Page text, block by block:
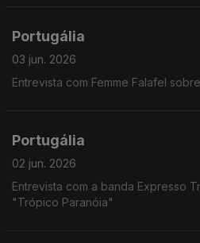
Portugália
03 jun. 2026
Entrevista com Femme Falafel
Portugália
02 jun. 2026
Entrevista com a banda Expresso
"Trópico Paranóia"